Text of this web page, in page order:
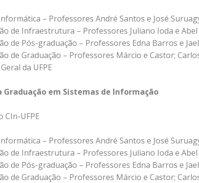
– Professores André Santos e José
de Infraestrutura – Professores Juliano Ioda e
de Pós-graduação – Professores Edna Barros e
de Graduação – Professores Márcio e Castor;
da UFPE
Graduação em Sistemas de Informação
CIn-UFPE
– Professores André Santos e José
de Infraestrutura – Professores Juliano Ioda e
de Pós-graduação – Professores Edna Barros e
de Graduação – Professores Márcio e Castor;